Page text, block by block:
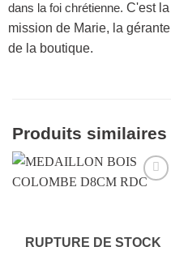
dans la foi chrétienne. C'est la
mission de Marie, la gérante
de la boutique.
Produits similaires
RUPTURE DE STOCK